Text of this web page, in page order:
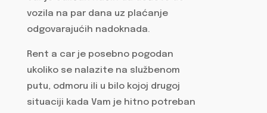
vozila na par dana uz plaćanje
odgovarajućih nadoknada.
Rent a car je posebno pogodan
ukoliko se nalazite na službenom
putu, odmoru ili u bilo kojoj drugoj
situaciji kada Vam je hitno potreban